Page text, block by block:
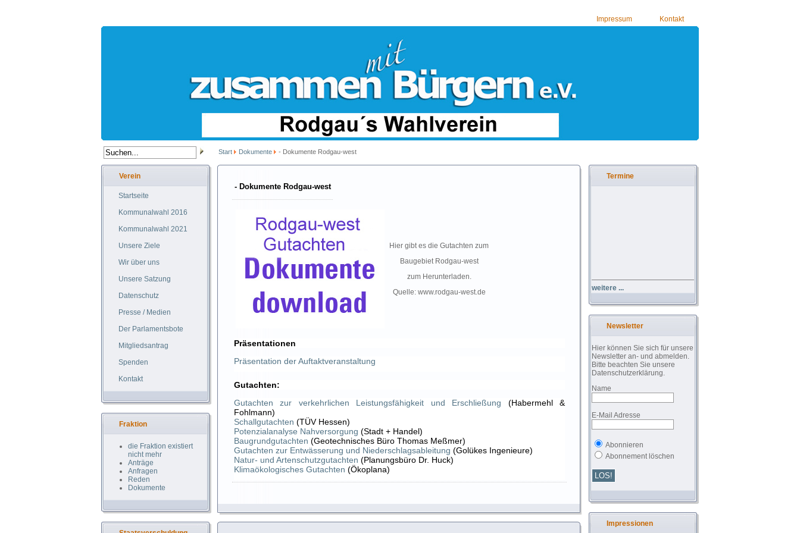
Impressum Kontakt
Start Dokumente - Dokumente Rodgau-west
Verein
Startseite
Kommunalwahl 2016
Kommunalwahl 2021
Unsere Ziele
Wir über uns
Unsere Satzung
Datenschutz
Presse / Medien
Der Parlamentsbote
Mitgliedsantrag
Spenden
Kontakt
Fraktion
die Fraktion existiert
nicht mehr
Anträge
Anfragen
Reden
Dokumente
Termine
weitere ...
Newsletter
Hier können Sie sich für unsere
Newsletter an- und abmelden.
Bitte beachten Sie unsere
Datenschutzerklärung.
Name
E-Mail Adresse
Abonnieren
Abonnement löschen
Impressionen
- Dokumente Rodgau-west
Hier gibt es die Gutachten zum
Baugebiet Rodgau-west
zum Herunterladen.
Quelle: www.rodgau-west.de
Präsentationen
Präsentation der Auftaktveranstaltung
Gutachten:
Gutachten zur verkehrlichen Leistungsfähigkeit und Erschließung (Habermehl &
Fohlmann)
Schallgutachten (TÜV Hessen)
Potenzialanalyse Nahversorgung (Stadt + Handel)
Baugrundgutachten (Geotechnisches Büro Thomas Meßmer)
Gutachten zur Entwässerung und Niederschlagsableitung (Golükes Ingenieure)
Natur- und Artenschutzgutachten (Planungsbüro Dr. Huck)
Klimaökologisches Gutachten (Ökoplana)